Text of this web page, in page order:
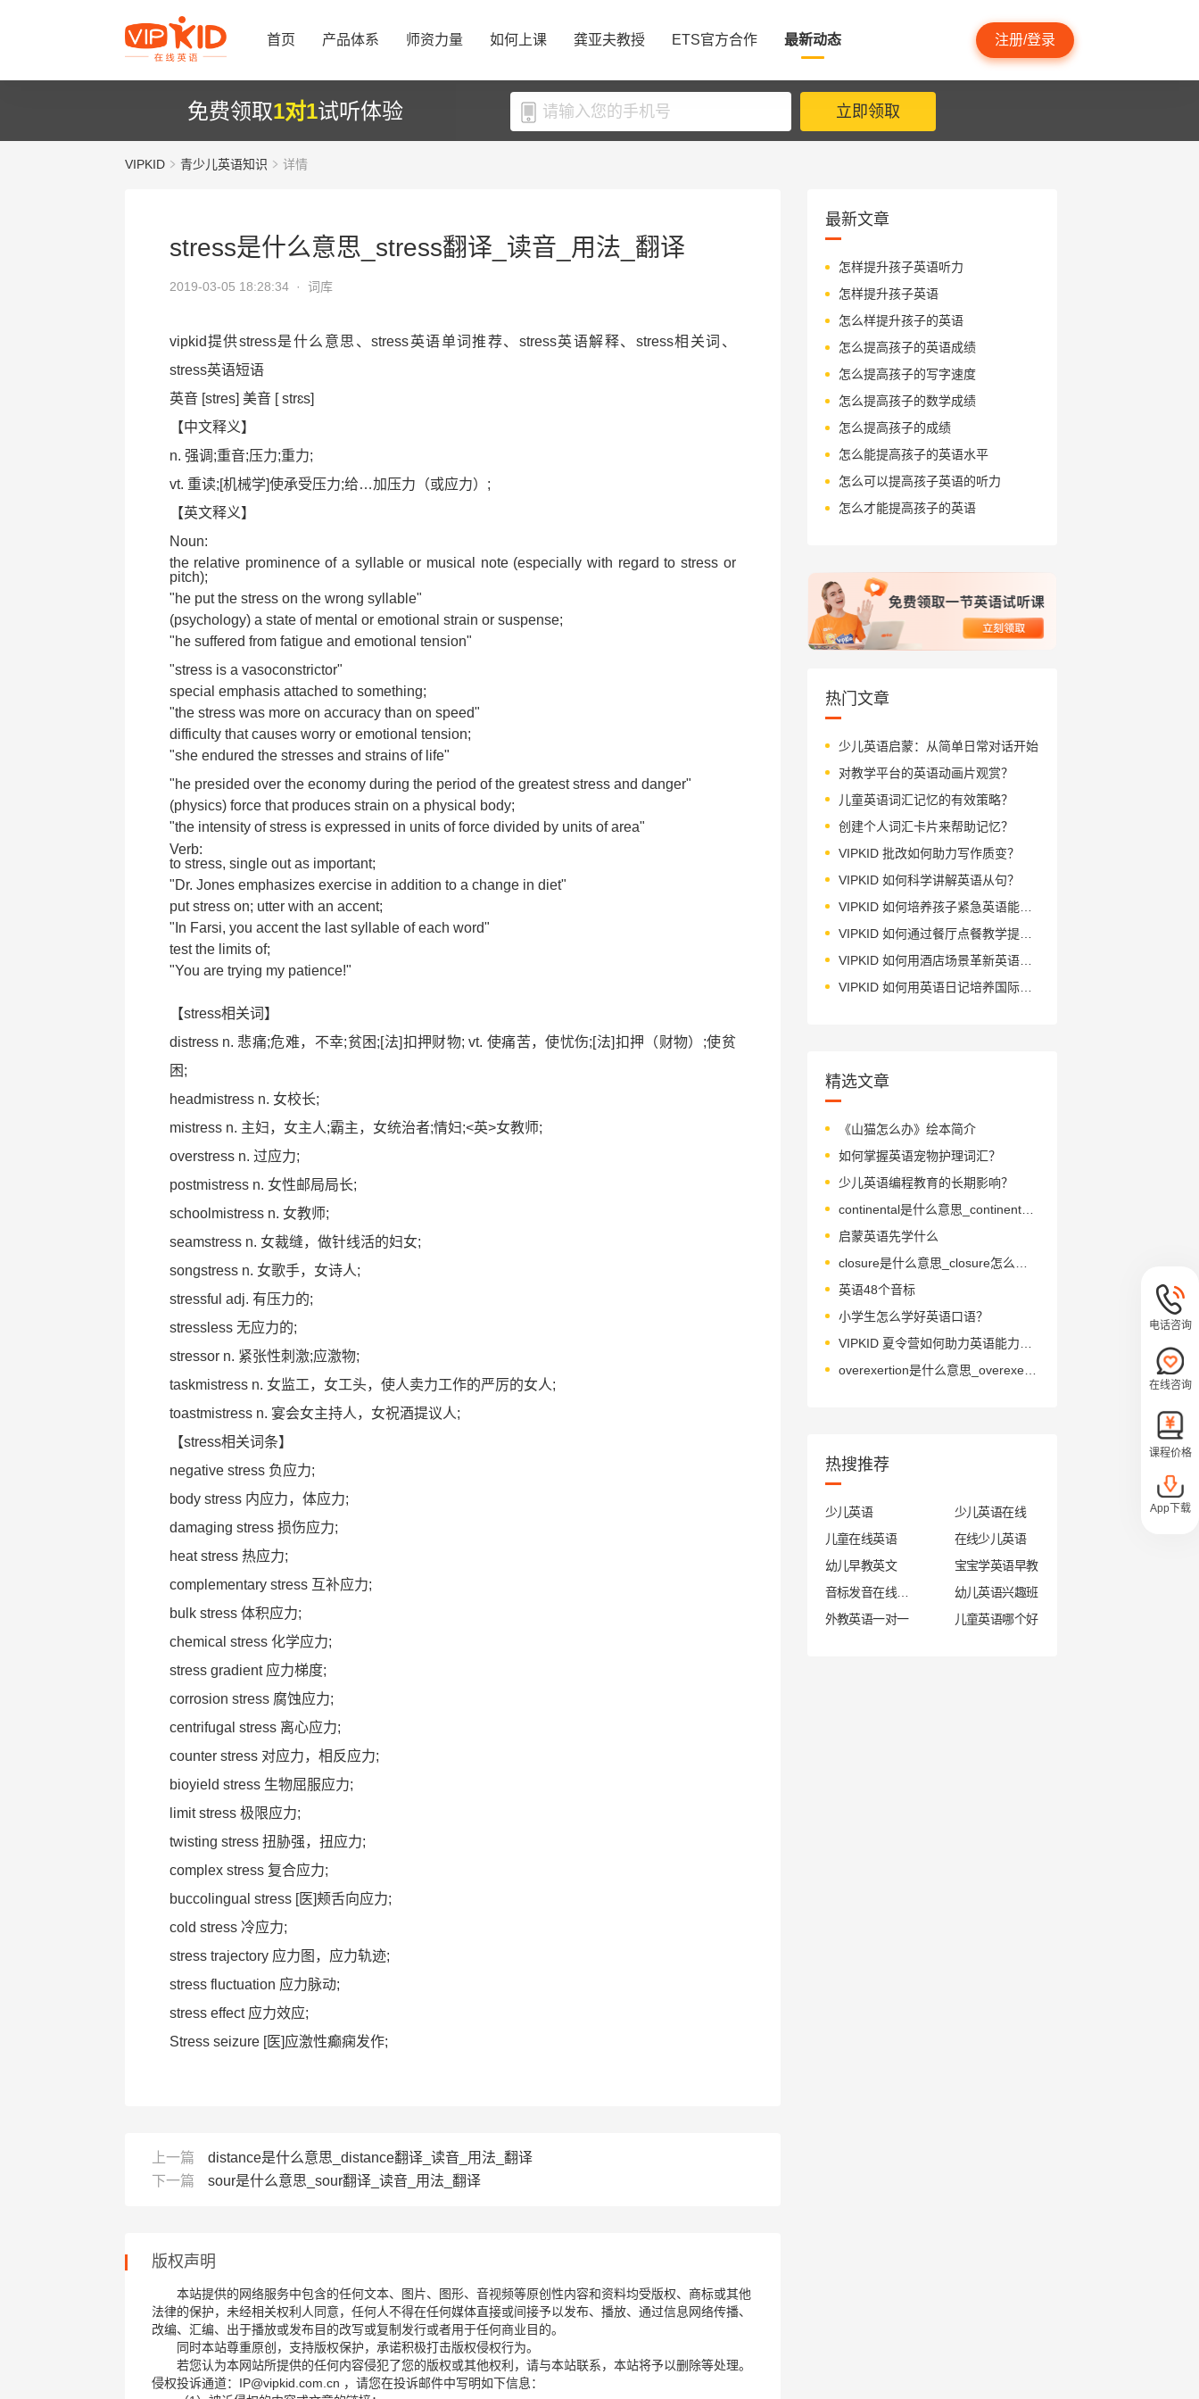
首页 产品体系 师资力量 如何上课 龚亚夫教授 ETS官方合作 最新动态 注册/登录
免费领取1对1试听体验 立即领取
VIPKID 青少儿英语知识 详情
stress是什么意思_stress翻译_读音_用法_翻译
2019-03-05 18:28:34 · 词库
vipkid提供stress是什么意思、stress英语单词推荐、stress英语解释、stress相关词、
stress英语短语
英音 [stres] 美音 [ strɛs]
【中文释义】
n. 强调;重音;压力;重力;
vt. 重读;[机械学]使承受压力;给…加压力（或应力）;
【英文释义】
Noun:
the relative prominence of a syllable or musical note (especially with regard to stress or
pitch);
"he put the stress on the wrong syllable"
(psychology) a state of mental or emotional strain or suspense;
"he suffered from fatigue and emotional tension"
"stress is a vasoconstrictor"
special emphasis attached to something;
"the stress was more on accuracy than on speed"
difficulty that causes worry or emotional tension;
"she endured the stresses and strains of life"
"he presided over the economy during the period of the greatest stress and danger"
(physics) force that produces strain on a physical body;
"the intensity of stress is expressed in units of force divided by units of area"
Verb:
to stress, single out as important;
"Dr. Jones emphasizes exercise in addition to a change in diet"
put stress on; utter with an accent;
"In Farsi, you accent the last syllable of each word"
test the limits of;
"You are trying my patience!"
【stress相关词】
distress n. 悲痛;危难，不幸;贫困;[法]扣押财物; vt. 使痛苦，使忧伤;[法]扣押（财物）;使贫
困;
headmistress n. 女校长;
mistress n. 主妇，女主人;霸主，女统治者;情妇;<英>女教师;
overstress n. 过应力;
postmistress n. 女性邮局局长;
schoolmistress n. 女教师;
seamstress n. 女裁缝，做针线活的妇女;
songstress n. 女歌手，女诗人;
stressful adj. 有压力的;
stressless 无应力的;
stressor n. 紧张性刺激;应激物;
taskmistress n. 女监工，女工头，使人卖力工作的严厉的女人;
toastmistress n. 宴会女主持人，女祝酒提议人;
【stress相关词条】
negative stress 负应力;
body stress 内应力，体应力;
damaging stress 损伤应力;
heat stress 热应力;
complementary stress 互补应力;
bulk stress 体积应力;
chemical stress 化学应力;
stress gradient 应力梯度;
corrosion stress 腐蚀应力;
centrifugal stress 离心应力;
counter stress 对应力，相反应力;
bioyield stress 生物屈服应力;
limit stress 极限应力;
twisting stress 扭胁强，扭应力;
complex stress 复合应力;
buccolingual stress [医]颊舌向应力;
cold stress 冷应力;
stress trajectory 应力图，应力轨迹;
stress fluctuation 应力脉动;
stress effect 应力效应;
Stress seizure [医]应激性癫痫发作;
上一篇
distance是什么意思_distance翻译_读音_用法_翻译
下一篇
sour是什么意思_sour翻译_读音_用法_翻译
版权声明
本站提供的网络服务中包含的任何文本、图片、图形、音视频等原创性内容和资料均受版权、商标或其他
法律的保护，未经相关权利人同意，任何人不得在任何媒体直接或间接予以发布、播放、通过信息网络传播、
改编、汇编、出于播放或发布目的改写或复制发行或者用于任何商业目的。
同时本站尊重原创，支持版权保护，承诺积极打击版权侵权行为。
若您认为本网站所提供的任何内容侵犯了您的版权或其他权利，请与本站联系，本站将予以删除等处理。
侵权投诉通道：IP@vipkid.com.cn ，请您在投诉邮件中写明如下信息：
最新文章
怎样提升孩子英语听力
怎样提升孩子英语
怎么样提升孩子的英语
怎么提高孩子的英语成绩
怎么提高孩子的写字速度
怎么提高孩子的数学成绩
怎么提高孩子的成绩
怎么能提高孩子的英语水平
怎么可以提高孩子英语的听力
怎么才能提高孩子的英语
热门文章
少儿英语启蒙：从简单日常对话开始
对教学平台的英语动画片观赏？
儿童英语词汇记忆的有效策略？
创建个人词汇卡片来帮助记忆？
VIPKID 批改如何助力写作质变？
VIPKID 如何科学讲解英语从句？
VIPKID 如何培养孩子紧急英语能力？
VIPKID 如何通过餐厅点餐教学提升少儿英语应用能力？
VIPKID 如何用酒店场景革新英语教学？
VIPKID 如何用英语日记培养国际化人才？
精选文章
《山猫怎么办》绘本简介
如何掌握英语宠物护理词汇？
少儿英语编程教育的长期影响？
continental是什么意思_continental怎么读_音标ˌkɒntɪ'nentl
启蒙英语先学什么
英语48个音标
小学生怎么学好英语口语？
overexertion是什么意思_overexertion怎么读_音标əʊvərɪg'zɜ-ʃən
热搜推荐
少儿英语
少儿英语在线
儿童在线英语
在线少儿英语
幼儿早教英文
宝宝学英语早教
幼儿英语兴趣班
外教英语一对一
儿童英语哪个好
电话咨询
在线咨询
课程价格
App下载